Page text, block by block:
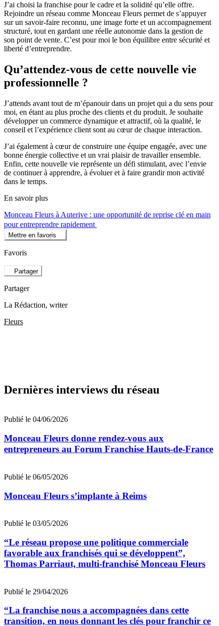
J’ai choisi la franchise pour le cadre et la solidité qu’elle offre.
Rejoindre un réseau comme Monceau Fleurs permet de s’appuyer
sur un savoir-faire reconnu, une image forte et un accompagnement
structuré, tout en gardant une réelle autonomie dans la gestion de
son point de vente. C’est pour moi le bon équilibre entre sécurité et
liberté d’entreprendre.
Qu’attendez-vous de cette nouvelle vie
professionnelle ?
J’attends avant tout de m’épanouir dans un projet qui a du sens pour
moi, en étant au plus proche des clients et du produit. Je souhaite
développer un commerce dynamique et attractif, où la qualité, le
conseil et l’expérience client sont au cœur de chaque interaction.
J’ai également à cœur de construire une équipe engagée, avec une
bonne énergie collective et un vrai plaisir de travailler ensemble.
Enfin, cette nouvelle vie représente un défi stimulant, avec l’envie
de continuer à apprendre, à évoluer et à faire grandir mon activité
dans le temps.
En savoir plus
Monceau Fleurs à Auterive : une opportunité de reprise clé en main
pour entreprendre rapidement
Mettre en favoris
Favoris
Partager
Partager
La Rédaction, writer
Fleurs
Dernières interviews du réseau
Publié le 04/06/2026
Monceau Fleurs donne rendez-vous aux
entrepreneurs au Forum Franchise Hauts-de-France
Publié le 06/05/2026
Monceau Fleurs s’implante à Reims
Publié le 03/05/2026
“Le réseau propose une politique commerciale
favorable aux franchisés qui se développent”,
Thomas Parriaut, multi-franchisé Monceau Fleurs
Publié le 29/04/2026
“La franchise nous a accompagnées dans cette
transition, en nous donnant les clés pour franchir ce